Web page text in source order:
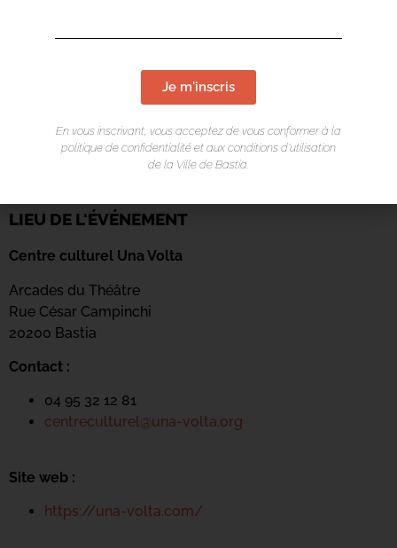
LIEU DE L'ÉVÉNEMENT
Centre culturel Una Volta
Arcades du Théâtre
Rue César Campinchi
20200 Bastia
Contact :
04 95 32 12 81
centreculturel@una-volta.org
Site web :
https://una-volta.com/
Je m'inscris
En vous inscrivant, vous acceptez de vous conformer à la
politique de confidentialité et aux conditions d’utilisation
de la Ville de Bastia.